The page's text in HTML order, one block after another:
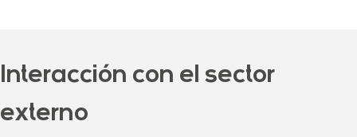
Interacción con el sector
externo